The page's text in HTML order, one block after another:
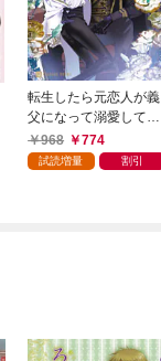
転生したら元恋人が義
父になって溺愛してき
ます968 774
試読増量 割引